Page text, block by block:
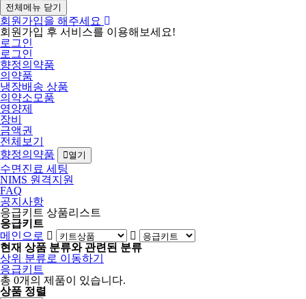
전체메뉴 닫기
회원가입을 해주세요
회원가입 후 서비스를 이용해보세요!
로그인
로그인
향정의약품
의약품
냉장배송 상품
의약소모품
영양제
장비
금액권
전체보기
향정의약품
열기
수면진료 세팅
NIMS 원격지원
FAQ
공지사항
응급키트 상품리스트
응급키트
메인으로
현재 상품 분류와 관련된 분류
상위 분류로 이동하기
응급키트
총 0개의 제품이 있습니다.
상품 정렬